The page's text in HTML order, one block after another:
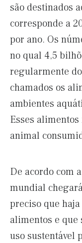
são destinados
corresponde a
por ano. Os
no qual 4,5
regularmente
chamados os
ambientes
Esses
animal
De acordo com
mundial
preciso que
alimentos e que
uso sustentável